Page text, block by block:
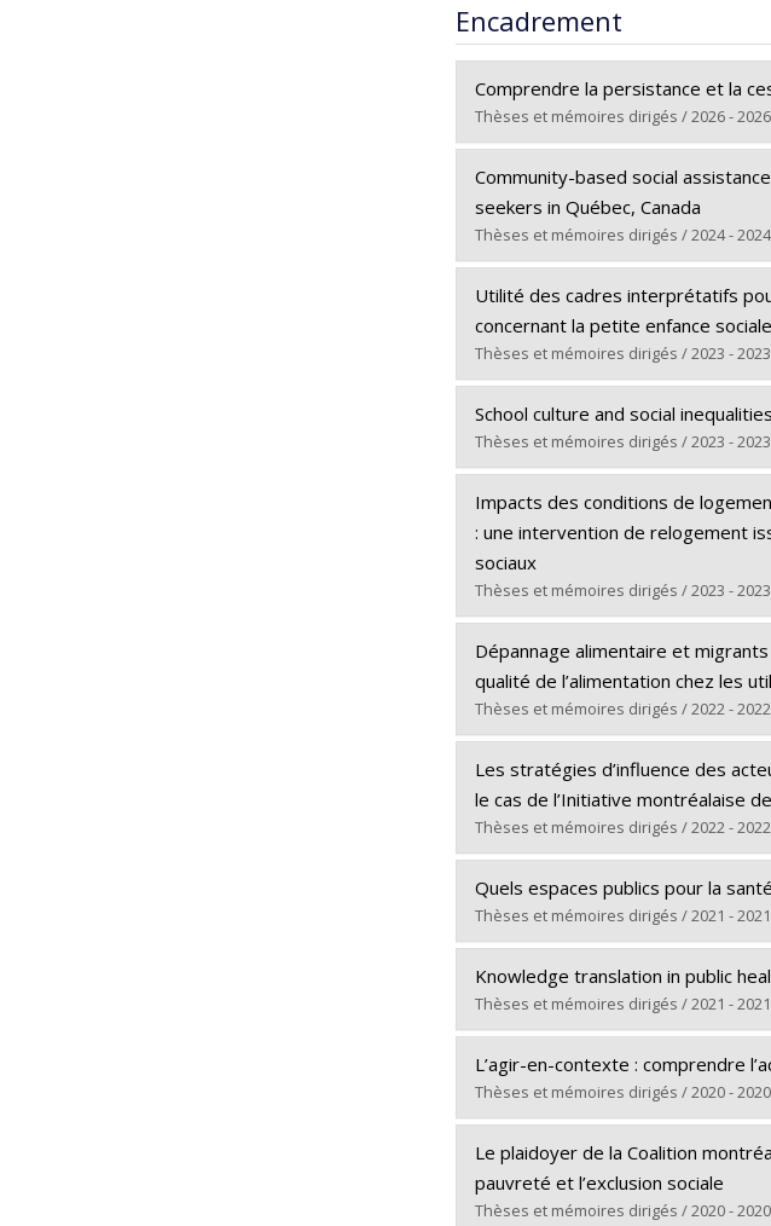
Encadrement
Comprendre la persistance et la
Thèses et mémoires dirigés / 2026 - 2026
Diplômé(e) :Lesage, Annika
Cycle :Maîtrise
Diplôme obtenu :M. Sc.
Lien vers le document dans
Community-based social
seekers in Québec, Canada
Thèses et mémoires dirigés / 2024 - 2024
Diplômé(e) :Pérez Isaza, Elsury
Cycle :Doctorat
Diplôme obtenu :Ph. D.
Lien vers le document dans
Utilité des cadres interprétatifs
concernant la petite enfance
Thèses et mémoires dirigés / 2023 - 2023
Diplômé(e) :Larouche, Annie
Cycle : Doctorat
Diplôme obtenu :Ph. D.
Lien vers le document dans
School culture and social
Thèses et mémoires dirigés / 2023 - 2023
Diplômé(e) :Kalubi-Lukusa, Jodi
Cycle :Doctorat
Diplôme obtenu :
Lien vers le document dans Papyrus
Impacts des conditions de
: une intervention de relogement
sociaux
Thèses et mémoires dirigés / 2023 - 2023
Diplômé(e) :Perreault, Karine
Cycle : Doctorat
Diplôme obtenu :Ph. D.
Lien vers le document dans
Dépannage alimentaire et
qualité de l’alimentation chez les
Thèses et mémoires dirigés / 2022 - 2022
Diplômé(e) :Bonin, Sarah
Cycle :Maîtrise
Diplôme obtenu :M. Sc.
Lien vers le document dans
Les stratégies d’influence des
le cas de l’Initiative montréalaise
Thèses et mémoires dirigés / 2022 - 2022
Diplômé(e) :Borvil, Achille Dadly
Cycle : Doctorat
Diplôme obtenu :Ph. D.
Lien vers le document dans
Quels espaces publics pour la
Thèses et mémoires dirigés / 2021 - 2021
Diplômé(e) :Braën, Caroline
Cycle : Maîtrise
Diplôme obtenu :M. Sc.
Lien vers le document dans
Knowledge translation in public
Thèses et mémoires dirigés / 2021 - 2021
Diplômé(e) :da Silva Miranda, Érica
Cycle : Doctorat
Diplôme obtenu :Ph. D.
Lien vers le document dans
L’agir-en-contexte : comprendre
Thèses et mémoires dirigés / 2020 - 2020
Diplômé(e) :Adam, Caroline
Cycle :Doctorat
Diplôme obtenu :Ph. D.
Le plaidoyer de la Coalition
pauvreté et l’exclusion sociale
Thèses et mémoires dirigés / 2020 - 2020